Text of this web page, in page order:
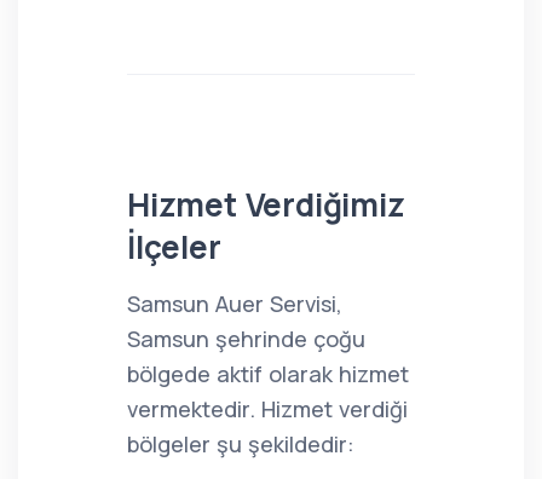
Hizmet Verdiğimiz
İlçeler
Samsun Auer Servisi,
Samsun şehrinde çoğu
bölgede aktif olarak hizmet
vermektedir. Hizmet verdiği
bölgeler şu şekildedir: